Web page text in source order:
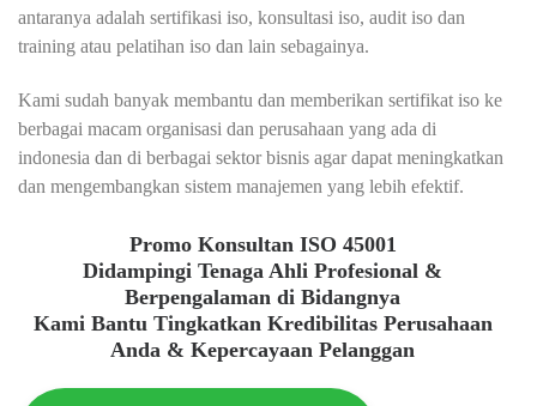
antaranya adalah sertifikasi iso, konsultasi iso, audit iso dan
training atau pelatihan iso dan lain sebagainya.
Kami sudah banyak membantu dan memberikan sertifikat iso ke
berbagai macam organisasi dan perusahaan yang ada di
indonesia dan di berbagai sektor bisnis agar dapat meningkatkan
dan mengembangkan sistem manajemen yang lebih efektif.
Promo Konsultan ISO 45001
Didampingi Tenaga Ahli Profesional &
Berpengalaman di Bidangnya
Kami Bantu Tingkatkan Kredibilitas Perusahaan
Anda & Kepercayaan Pelanggan